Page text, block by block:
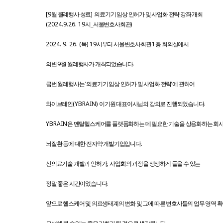
[9월 월례행사 성료] 의료기기 임상 인허가 및 사업화 전략 강좌 개최
(2024.9.26. 19시 _ 서울변호사회관)
2024. 9. 26. (목) 19시부터 서울변호사회관1 층 회의실에서
의변9월 월례행사가 개최되었습니다.
금번 월례행사는‘의료기기 임상 인허가 및 사업화 전략’에 관하여
와이브레인(YBRAIN) 이기원 대표이사님의 강의로 진행되었습니다.
YBRAIN은 멘탈헬스케어를 플랫폼화하는 데 필요한 기술을 상용화하는 회
뇌잘환 등에 대한 전자약 개발기업입니다.
신의료기술 개발과 인허가,사업화의 과정을 생생하게 들을 수 있는
정말 좋은 시간이었습니다.
앞으로 헬스케어 및 의료생태계의 변화 및 그에 따른 변호사들의 업무 영역